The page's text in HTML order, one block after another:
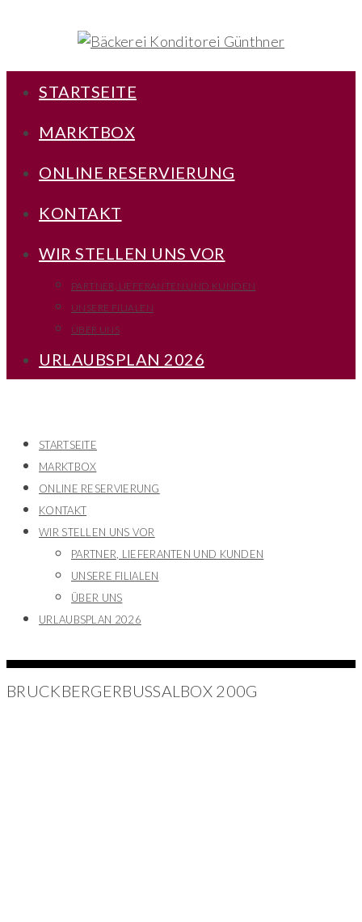
STARTSEITE
MARKTBOX
ONLINE RESERVIERUNG
KONTAKT
WIR STELLEN UNS VOR
PARTNER, LIEFERANTEN UND KUNDEN
UNSERE FILIALEN
ÜBER UNS
URLAUBSPLAN 2026
STARTSEITE
MARKTBOX
ONLINE RESERVIERUNG
KONTAKT
WIR STELLEN UNS VOR
PARTNER, LIEFERANTEN UND KUNDEN
UNSERE FILIALEN
ÜBER UNS
URLAUBSPLAN 2026
BRUCKBERGERBUSSALBOX 200G